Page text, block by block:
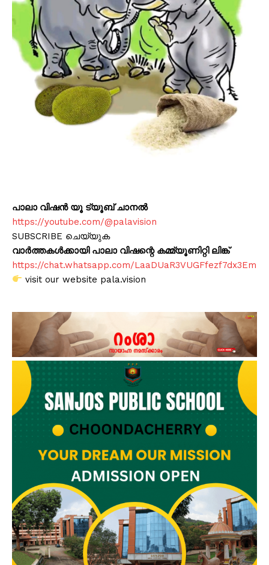
പാലാ വിഷൻ യൂ ട്യൂബ് ചാനൽ
https://youtube.com/@palavision
SUBSCRIBE ചെയ്യുക
വാർത്തകൾക്കായി പാലാ വിഷന്റെ കമ്മ്യൂണിറ്റി ലിങ്ക്
https://chat.whatsapp.com/LaaDUaR3VUGFfezf7dx3Em
visit our website pala.vision